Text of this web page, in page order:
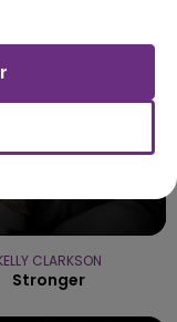
CLARKSON
Stronger